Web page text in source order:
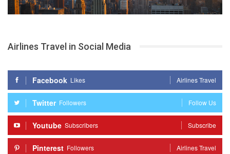
Airlines Travel in Social Media
Facebook Likes Airlines Travel
Twitter Followers Follow Us
Youtube Subscribers Subscribe
Pinterest Followers Airlines Travel